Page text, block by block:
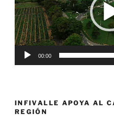
00:00
INFIVALLE APOYA AL
REGIÓN